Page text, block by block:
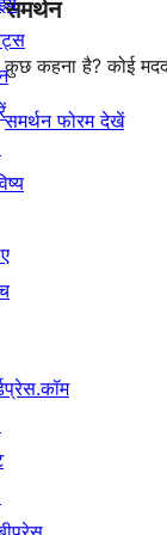
review
समर्थन
कुछ कहना है? कोई मदद
समर्थन फोरम देखें